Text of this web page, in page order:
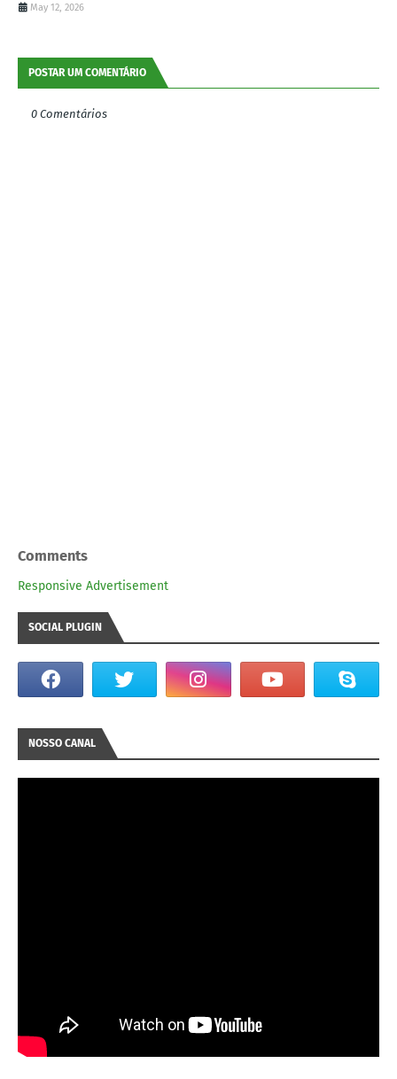
May 12, 2026
POSTAR UM COMENTÁRIO
0 Comentários
Comments
Responsive Advertisement
SOCIAL PLUGIN
NOSSO CANAL